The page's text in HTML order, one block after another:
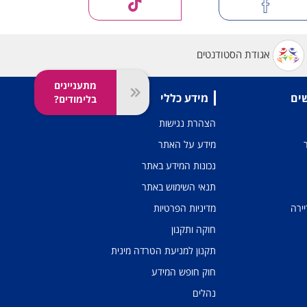
מתעניינים
בלימודים?
אגודת הסטודנטים
מידע כללי
הצהרת נגישות
מידע על האתר
נכונות המידע באתר
תנאי השימוש באתר
מדיניות הפרטיות
חוקה ותקנון
תקנון למניעת הטרדה מינית
חוק חופש המידע
נהלים